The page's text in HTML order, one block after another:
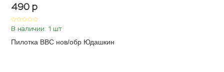
490 p
В наличии: 1 шт
Пилотка ВВС нов/обр Юдашкин